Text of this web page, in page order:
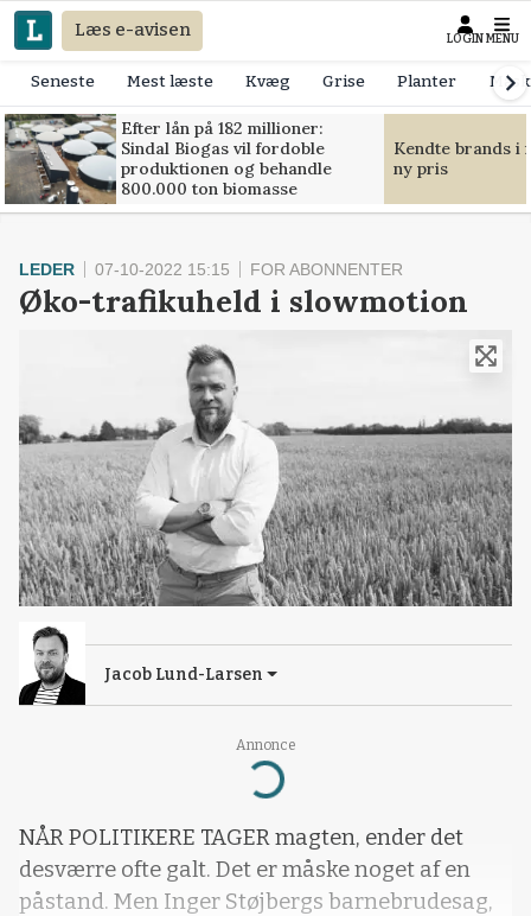
Læs e-avisen LOGIN MENU
Seneste Mest læste Kvæg Grise Planter
Efter lån på 182 millioner:
Sindal Biogas vil fordoble
produktionen og behandle
800.000 ton biomasse
Kendte brands i
ny pris
Annonce
Loading...
LEDER 07-10-2022 15:15 FOR ABONNENTER
Øko-trafikuheld i slowmotion
Jacob Lund-Larsen
NÅR POLITIKERE TAGER magten, ender det
desværre ofte galt. Det er måske noget af en
påstand. Men Inger Støjbergs barnebrudesag,